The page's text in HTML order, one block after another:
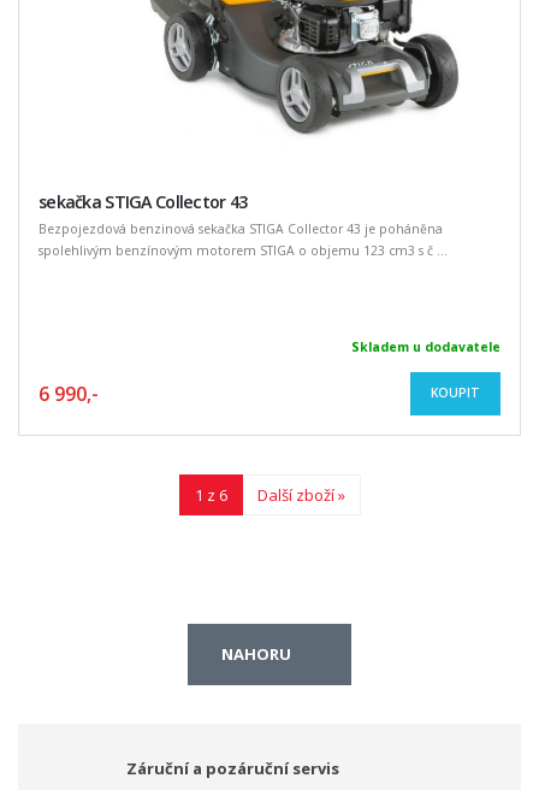
sekačka STIGA Collector 43
Bezpojezdová benzinová sekačka STIGA Collector 43 je poháněna
spolehlivým benzínovým motorem STIGA o objemu 123 cm3 s č ...
Skladem u dodavatele
6 990,- KOUPIT
1 z 6 Další zboží »
NAHORU
Záruční a pozáruční servis